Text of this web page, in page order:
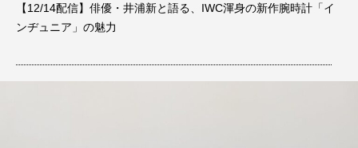
【12/14配信】俳優・井浦新と語る、IWC渾身の新作腕時計「イ
ンヂュニア」の魅力